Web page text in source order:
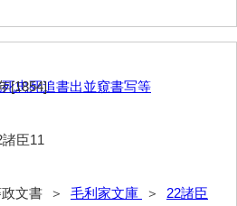
記録
録
忠死追書出並窺書写等
諸臣11
文書 ＞ 毛利家文庫 ＞ 22諸臣
[1854]